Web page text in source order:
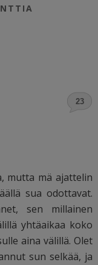
23
mutta mä ajattelin
sua odottavat.
sen millainen
yhtäaikaa koko
aina välillä. Olet
sun selkää, ja